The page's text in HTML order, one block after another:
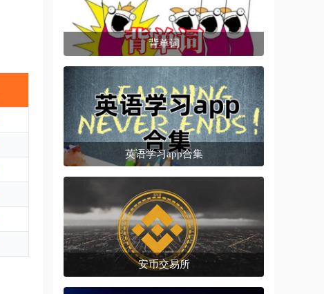
背单词
英语学习app合集
安币交易所